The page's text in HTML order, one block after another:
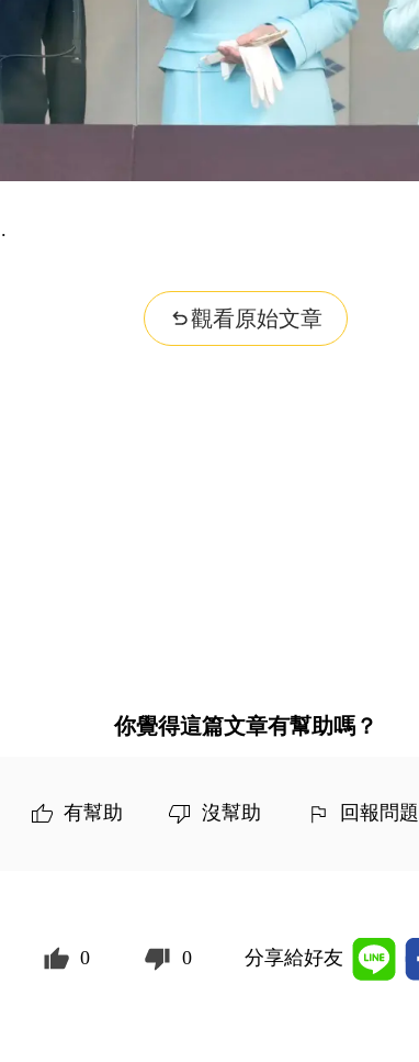
觀看原始文章
你覺得這篇文章有幫助嗎？
有幫助 沒幫助 回報問題
0 0 分享給好友